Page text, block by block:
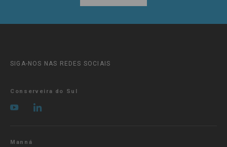
SIGA-NOS NAS REDES SOCIAIS
Conserveira do Sul
Manná